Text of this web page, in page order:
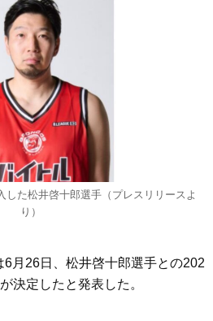
した松井啓十郎選手（プレスリリースよ
り）
月26日、松井啓十郎選手との202
決定したと発表した。